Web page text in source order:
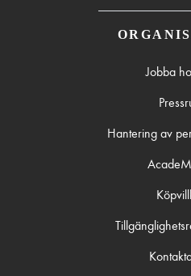
Jobba
Hantering av